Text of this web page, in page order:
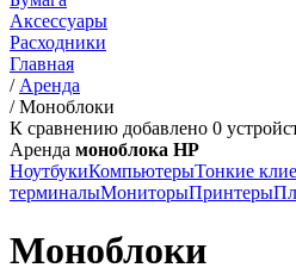
Аксессуары
Расходники
Главная
/ Аренда
/Моноблоки
К сравнению добавлено 0
Аренда моноблока HP
НоутбукиКомпьютерыТонкие
терминалыМониторыПринтеры
Моноблоки